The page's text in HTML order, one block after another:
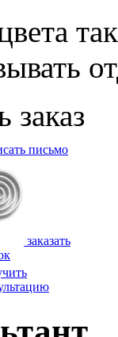
письмо
заказать